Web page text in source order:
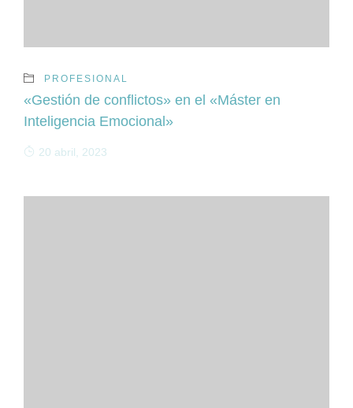
PROFESIONAL
«Gestión de conflictos» en el «Máster en
Inteligencia Emocional»
20 abril, 2023